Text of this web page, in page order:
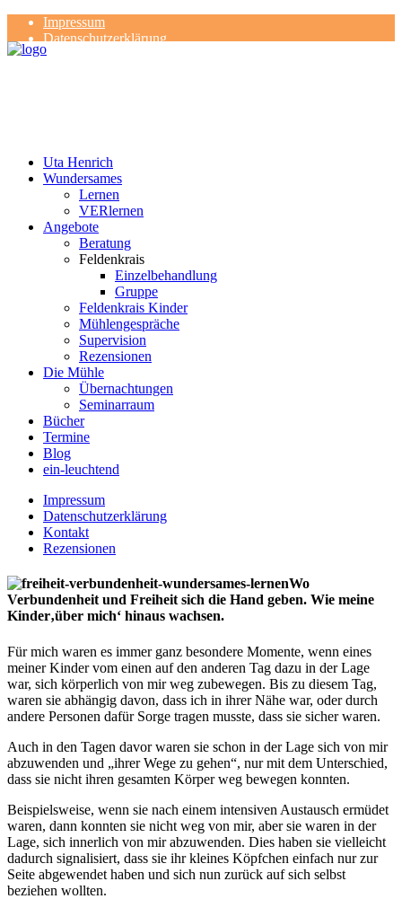
Impressum
Datenschutzerklärung
Kontakt
Uta Henrich
Wundersames
Lernen
VERlernen
Angebote
Beratung
Feldenkrais
Einzelbehandlung
Gruppe
Feldenkrais Kinder
Mühlengespräche
Supervision
Rezensionen
Die Mühle
Übernachtungen
Seminarraum
Bücher
Termine
Blog
ein-leuchtend
Impressum
Datenschutzerklärung
Kontakt
Rezensionen
Wo
Verbundenheit und Freiheit sich die Hand geben. Wie meine
Kinder‚über mich‘ hinaus wachsen.
Für mich waren es immer ganz besondere Momente, wenn eines
meiner Kinder vom einen auf den anderen Tag dazu in der Lage
war, sich körperlich von mir weg zubewegen. Bis zu diesem Tag,
waren sie abhängig davon, dass ich in ihrer Nähe war, oder durch
andere Personen dafür Sorge tragen musste, dass sie sicher waren.
Auch in den Tagen davor waren sie schon in der Lage sich von mir
abzuwenden und „ihrer Wege zu gehen“, nur mit dem Unterschied,
dass sie nicht ihren gesamten Körper weg bewegen konnten.
Beispielsweise, wenn sie nach einem intensiven Austausch ermüdet
waren, dann konnten sie nicht weg von mir, aber sie waren in der
Lage, sich innerlich von mir abzuwenden. Dies haben sie vielleicht
dadurch signalisiert, dass sie ihr kleines Köpfchen einfach nur zur
Seite abgewendet haben und sich nun zurück auf sich selbst
beziehen wollten.